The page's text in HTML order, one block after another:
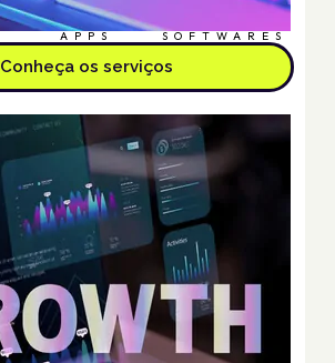
APPS SOFTWARES
Conheça os serviços